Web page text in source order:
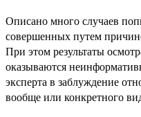
Описано много случаев
совершенных путем
При этом результаты
оказываются
эксперта в заблуждение
вообще или конкретного